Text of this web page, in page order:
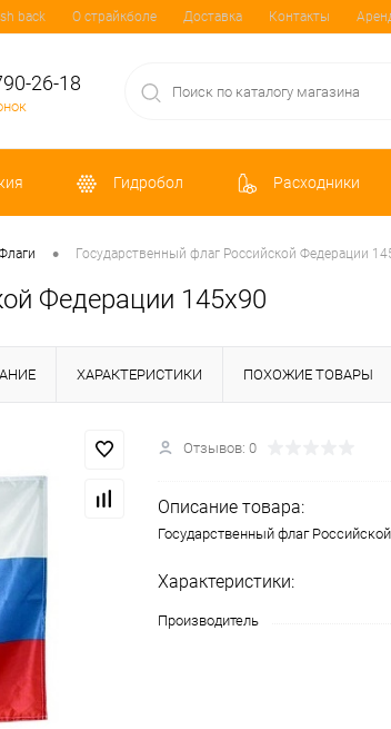
back О страйкболе Доставка Контакты
26-18
Гидробол Расходники
• Государственный флаг Российской Федерации
Федерации 145х90
ХАРАКТЕРИСТИКИ ПОХОЖИЕ ТОВАРЫ
Отзывов: 0
Описание товара:
Государственный флаг
Характеристики:
Производитель